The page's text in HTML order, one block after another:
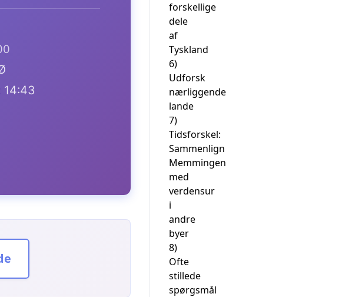
forskellige
dele
af
Tyskland
6)
Udforsk
nærliggende
lande
7)
Tidsforskel:
Sammenlign
Memmingen
med
verdensur
i
andre
byer
8)
Ofte
stillede
spørgsmål